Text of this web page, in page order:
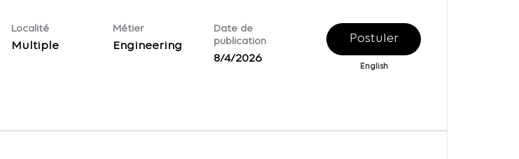
Localité
Multiple
Métier
Engineering
Date de
publication
8/4/2026
Postuler
English